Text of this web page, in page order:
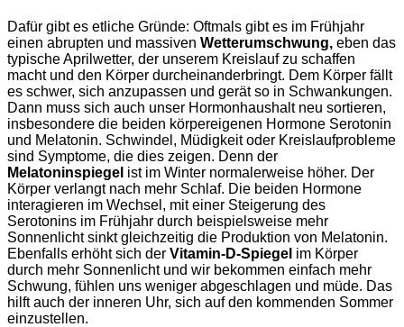
Dafür gibt es etliche Gründe: Oftmals gibt es im Frühjahr
einen abrupten und massiven Wetterumschwung, eben das
typische Aprilwetter, der unserem Kreislauf zu schaffen
macht und den Körper durcheinanderbringt. Dem Körper fällt
es schwer, sich anzupassen und gerät so in Schwankungen.
Dann muss sich auch unser Hormonhaushalt neu sortieren,
insbesondere die beiden körpereigenen Hormone Serotonin
und Melatonin. Schwindel, Müdigkeit oder Kreislaufprobleme
sind Symptome, die dies zeigen. Denn der
Melatoninspiegel ist im Winter normalerweise höher. Der
Körper verlangt nach mehr Schlaf. Die beiden Hormone
interagieren im Wechsel, mit einer Steigerung des
Serotonins im Frühjahr durch beispielsweise mehr
Sonnenlicht sinkt gleichzeitig die Produktion von Melatonin.
Ebenfalls erhöht sich der Vitamin-D-Spiegel im Körper
durch mehr Sonnenlicht und wir bekommen einfach mehr
Schwung, fühlen uns weniger abgeschlagen und müde. Das
hilft auch der inneren Uhr, sich auf den kommenden Sommer
einzustellen.